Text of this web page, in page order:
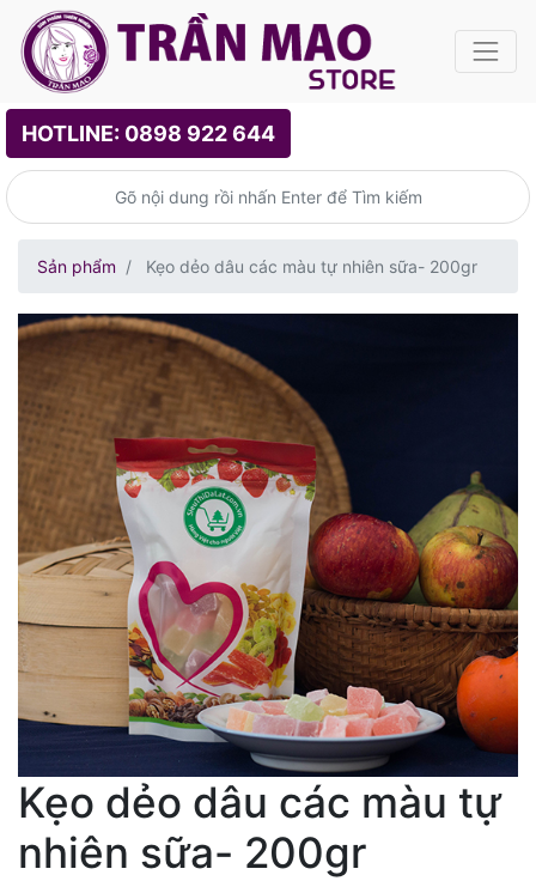
HOTLINE: 0898 922 644
Sản phẩm Kẹo dẻo dâu các màu tự nhiên sữa- 200gr
Kẹo dẻo dâu các màu tự
nhiên sữa- 200gr